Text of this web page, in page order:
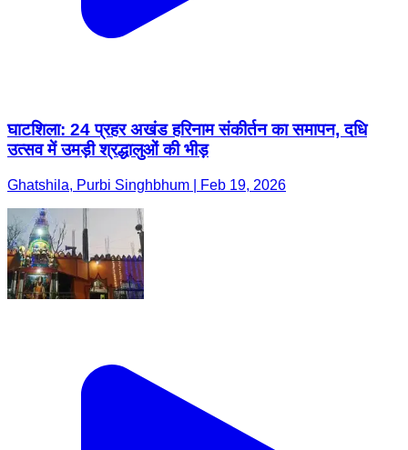
घाटशिला: 24 प्रहर अखंड हरिनाम संकीर्तन का समापन, दधि
उत्सव में उमड़ी श्रद्धालुओं की भीड़
Ghatshila, Purbi Singhbhum | Feb 19, 2026